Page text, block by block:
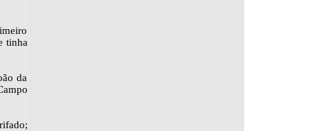
tinha
da